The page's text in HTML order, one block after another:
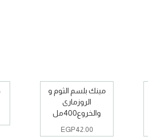
مينك بلسم الثوم و
الروزمارى
والخروع400مل
EGP42.00